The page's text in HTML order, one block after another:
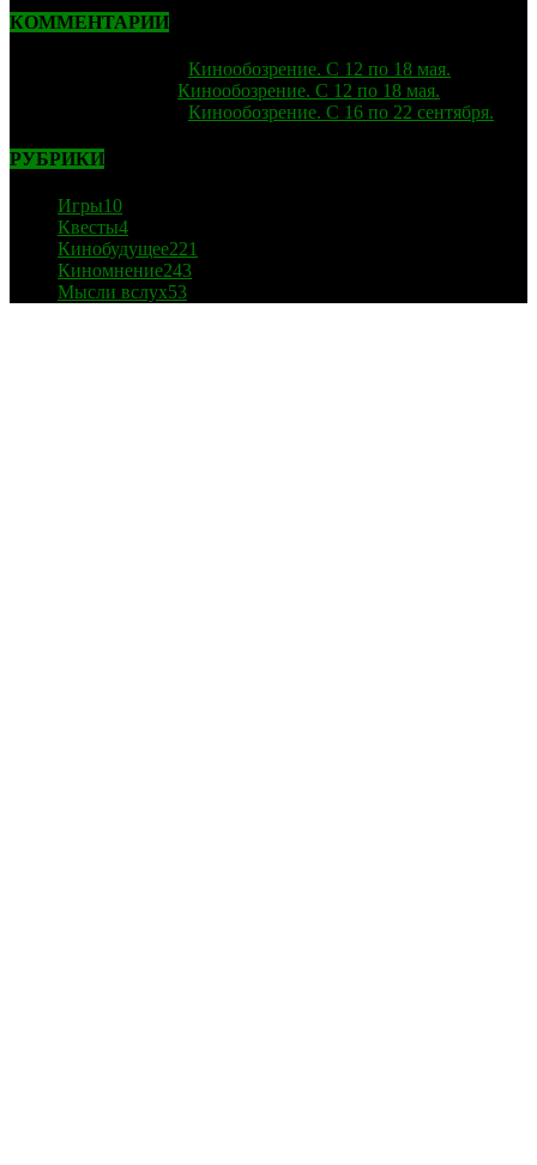
КОММЕНТАРИИ
Кинообозрение. С 12 по 18 мая.
Кинообозрение. С 12 по 18 мая.
Кинообозрение. С 16 по 22 сентября.
РУБРИКИ
Игры10
Квесты4
Кинобудущее221
Киномнение243
Мысли вслух53